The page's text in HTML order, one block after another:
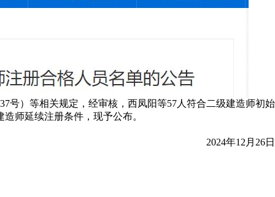
号）等相关规定，经审核，西凤阳等57人符合二级建造师初始
师延续注册条件，现予公布。
2024年12月26日